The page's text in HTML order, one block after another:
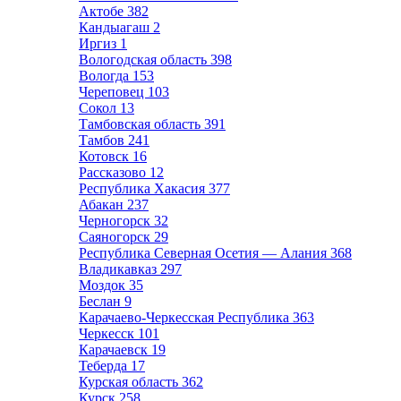
Актобе 382
Кандыагаш 2
Иргиз 1
Вологодская область 398
Вологда 153
Череповец 103
Сокол 13
Тамбовская область 391
Тамбов 241
Котовск 16
Рассказово 12
Республика Хакасия 377
Абакан 237
Черногорск 32
Саяногорск 29
Республика Северная Осетия — Алания 368
Владикавказ 297
Моздок 35
Беслан 9
Карачаево-Черкесская Республика 363
Черкесск 101
Карачаевск 19
Теберда 17
Курская область 362
Курск 258